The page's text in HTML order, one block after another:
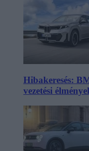
Hibakeresés:
vezetési